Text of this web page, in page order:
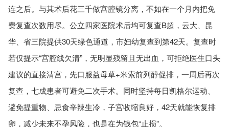
连之后。与其术后花三千做宫腔镜分离，不如在一个月内把免
费复查次数用尽。公立四家医院术后均可复查B超，云大、昆
华、省三院提供30天绿色通道，市妇幼复查到第42天。复查时
若仅提示“宫腔线欠清”，无明显残留且无出血，可拒绝医生口头
建议的直接清宫，先口服益母草+米索前列醇促排，一周后再次
复查，七成患者可避免二次手术。同时坚持每日凯格尔运动、
避免提重物、忌食辛辣生冷，子宫收缩良好，42天就能恢复排
卵，减少未来不孕风险，也是在为钱包“止损”。